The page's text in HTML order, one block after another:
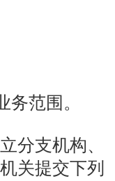
范围。
分支机构、
关提交下列